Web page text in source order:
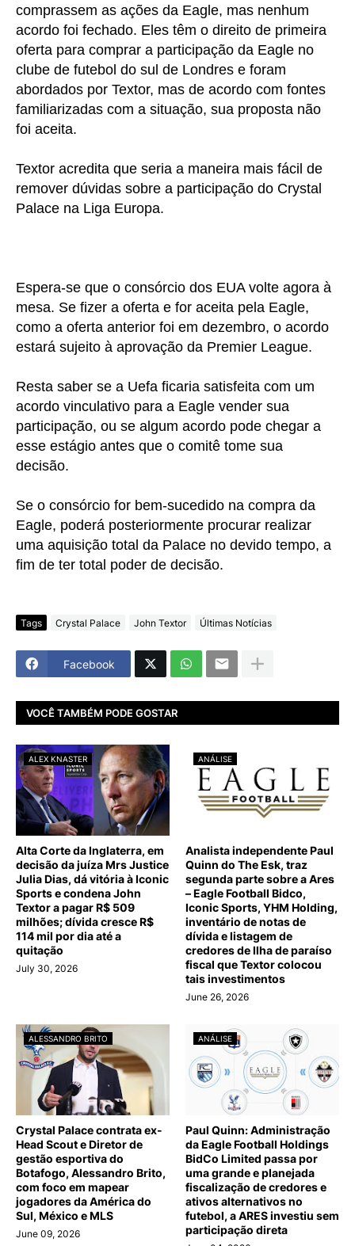
comprassem as ações da Eagle, mas nenhum
acordo foi fechado. Eles têm o direito de primeira
oferta para comprar a participação da Eagle no
clube de futebol do sul de Londres e foram
abordados por Textor, mas de acordo com fontes
familiarizadas com a situação, sua proposta não
foi aceita.
Textor acredita que seria a maneira mais fácil de
remover dúvidas sobre a participação do Crystal
Palace na Liga Europa.
Espera-se que o consórcio dos EUA volte agora à
mesa. Se fizer a oferta e for aceita pela Eagle,
como a oferta anterior foi em dezembro, o acordo
estará sujeito à aprovação da Premier League.
Resta saber se a Uefa ficaria satisfeita com um
acordo vinculativo para a Eagle vender sua
participação, ou se algum acordo pode chegar a
esse estágio antes que o comitê tome sua
decisão.
Se o consórcio for bem-sucedido na compra da
Eagle, poderá posteriormente procurar realizar
uma aquisição total da Palace no devido tempo, a
fim de ter total poder de decisão.
Tags Crystal Palace John Textor Últimas Notícias
Facebook
VOCÊ TAMBÉM PODE GOSTAR
ALEX KNASTER
Alta Corte da Inglaterra, em
decisão da juíza Mrs Justice
Julia Dias, dá vitória à Iconic
Sports e condena John
Textor a pagar R$ 509
milhões; dívida cresce R$
114 mil por dia até a
quitação
July 30, 2026
ANÁLISE
Analista independente Paul
Quinn do The Esk, traz
segunda parte sobre a Ares
– Eagle Football Bidco,
Iconic Sports, YHM Holding,
inventário de notas de
dívida e listagem de
credores de Ilha de paraíso
fiscal que Textor colocou
tais investimentos
June 26, 2026
ALESSANDRO BRITO
Crystal Palace contrata ex-
Head Scout e Diretor de
gestão esportiva do
Botafogo, Alessandro Brito,
com foco em mapear
jogadores da América do
Sul, México e MLS
June 09, 2026
ANÁLISE
Paul Quinn: Administração
da Eagle Football Holdings
BidCo Limited passa por
uma grande e planejada
fiscalização de credores e
ativos alternativos no
futebol, a ARES investiu sem
participação direta